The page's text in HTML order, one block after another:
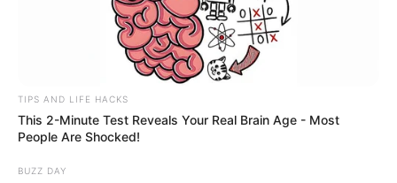
TIPS AND LIFE HACKS
This 2-Minute Test Reveals Your Real Brain Age - Most
People Are Shocked!
BUZZ DAY